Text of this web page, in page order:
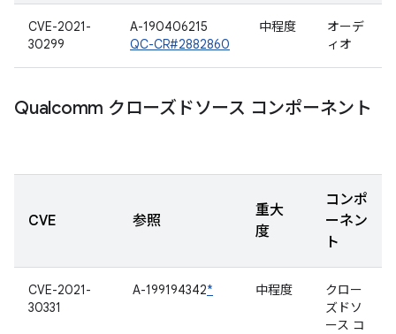
CVE-2021-
30299
A-190406215
QC-CR#2882860
中程度
オーデ
ィオ
Qualcomm クローズドソース コンポーネント
CVE 参照
重大
度
コンポ
ーネン
ト
CVE-2021-
30331
A-199194342* 中程度
クロー
ズドソ
ース コ